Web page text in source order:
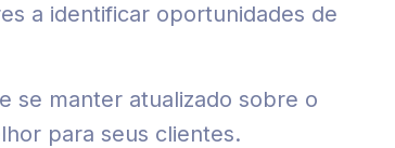
a identificar oportunidades de
se manter atualizado sobre o
para seus clientes.